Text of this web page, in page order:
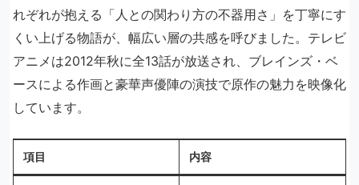
れぞれが抱える「人との関わり方の不器用さ」を丁寧にす
くい上げる物語が、幅広い層の共感を呼びました。テレビ
アニメは2012年秋に全13話が放送され、ブレインズ・ベ
ースによる作画と豪華声優陣の演技で原作の魅力を映像化
しています。
項目 内容